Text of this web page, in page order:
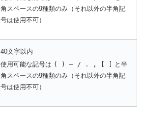
角スペースの9種類のみ（それ以外の半角記
号は使用不可）
40文字以内
使用可能な記号は ( ) ― / . , [ ]
と半
角スペースの9種類のみ（それ以外の半角記
号は使用不可）